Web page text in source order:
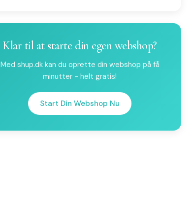
Klar til at starte din egen webshop?
Med shup.dk kan du oprette din webshop på få
minutter - helt gratis!
Start Din Webshop Nu